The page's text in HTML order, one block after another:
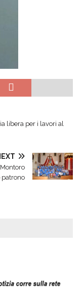
libera per i lavori al
patrono